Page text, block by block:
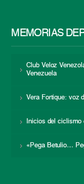
MEMORIAS
Club Veloz
Venezuela
Vera Fortique: voz
Inicios del ciclismo
«Pega Betulio…